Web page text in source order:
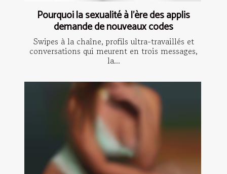
Pourquoi la sexualité à l’ère des applis
demande de nouveaux codes
Swipes à la chaîne, profils ultra-travaillés et
conversations qui meurent en trois messages,
la...